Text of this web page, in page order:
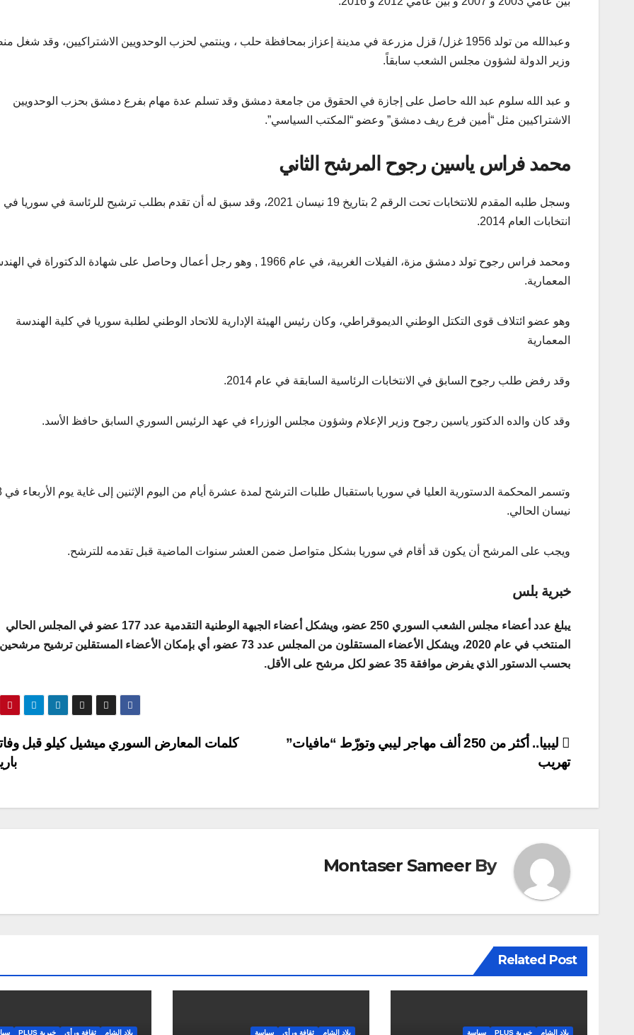
وعبدالله من تولد 1956 غزل/ قزل مزرعة في مدينة إعزاز بمحافظة حلب ، وينتمي لحزب الوحدويين الاشتراكيين، وقد شغل
وزير الدولة لشؤون مجلس الشعب سابقاً.
و عبد الله سلوم عبد الله حاصل على إجازة في الحقوق من جامعة دمشق وقد تسلم عدة مهام بفرع دمشق بحزب الوحدويين
الاشتراكيين مثل “أمين فرع ريف دمشق” وعضو “المكتب السياسي”.
محمد فراس ياسين رجوح المرشح الثاني
وسجل طلبه المقدم للانتخابات تحت الرقم 2 بتاريخ 19 نيسان 2021، وقد سبق له أن تقدم بطلب ترشيح للرئاسة في سوريا في
انتخابات العام 2014.
ومحمد فراس رجوح تولد دمشق مزة، الفيلات الغربية، في عام 1966 , وهو رجل أعمال وحاصل على شهادة الدكتوراة في
المعمارية.
وهو عضو ائتلاف قوى التكتل الوطني الديموقراطي، وكان رئيس الهيئة الإدارية للاتحاد الوطني لطلبة سوريا في كلية الهندسة
المعمارية
وقد رفض طلب رجوح السابق في الانتخابات الرئاسية السابقة في عام 2014.
وقد كان والده الدكتور ياسين رجوح وزير الإعلام وشؤون مجلس الوزراء في عهد الرئيس السوري السابق حافظ الأسد.
وتسمر المحكمة
نيسان الحالي.
ويجب على المرشح أن يكون قد أقام في سوريا بشكل متواصل ضمن العشر سنوات الماضية قبل تقدمه للترشح.
خبرية بلس
يبلغ عدد أعضاء مجلس الشعب السوري 250 عضو، ويشكل أعضاء الجبهة الوطنية التقدمية عدد 177 عضو في المجلس الحالي
المنتخب في عام 2020، ويشكل الأعضاء المستقلون من المجلس عدد 73 عضو، أي بإمكان الأعضاء المستقلين
بحسب الدستور الذي يفرض موافقة 35 عضو لكل مرشح على الأقل.
تصفّح
المقالات
كلمات المعارض السوري ميشيل كيلو قبل
ليبيا.. أكثر من 250 ألف مهاجر ليبي وتورّط “مافيات”
تهريب
By
Montaser Sameer
Related Post
بلاد الشام خبرية PLUS سياسة بلاد الشام ثقافة ورأي سياسة بلاد الشام ثقافة ورأي خبرية PLUS